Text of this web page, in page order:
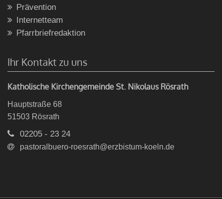
Prävention
Internetteam
Pfarrbriefredaktion
Ihr Kontakt zu uns
Katholische Kirchengemeinde St. Nikolaus Rösrath
Hauptstraße 68
51503 Rösrath
02205 - 23 24
pastoralbuero-roesrath@erzbistum-koeln.de